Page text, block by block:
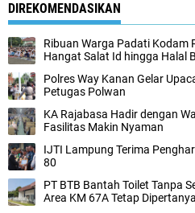
DIREKOMENDASIKAN
Ribuan Warga Padati Kodam
Hangat Salat Id hingga Halal
Polres Way Kanan Gelar
Petugas Polwan
KA Rajabasa Hadir dengan
Fasilitas Makin Nyaman
IJTI Lampung Terima
80
PT BTB Bantah Toilet Tanpa
Area KM 67A Tetap